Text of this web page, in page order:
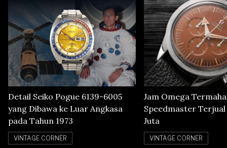
Detail Seiko Pogue 6139-6005
yang Dibawa ke Luar Angkasa
pada Tahun 1973
VINTAGE CORNER
Jam Omega
Speedmaster Terjual
Juta
VINTAGE CORNER